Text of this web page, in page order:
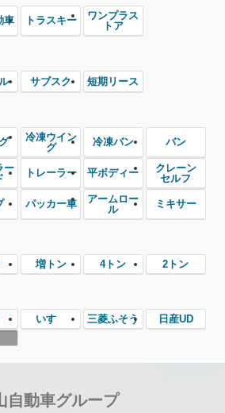
車 トラスキー
ワンプラス
トア
サブスク 短期リース
冷凍ウイン
グ
冷凍バン バン
ー
トレーラー 平ボディー
クレーン
セルフ
パッカー車
アームロー
ル
ミキサー
増トン 4トン 2トン
いすゞ 三菱ふそう
日産UD
自動車グループ